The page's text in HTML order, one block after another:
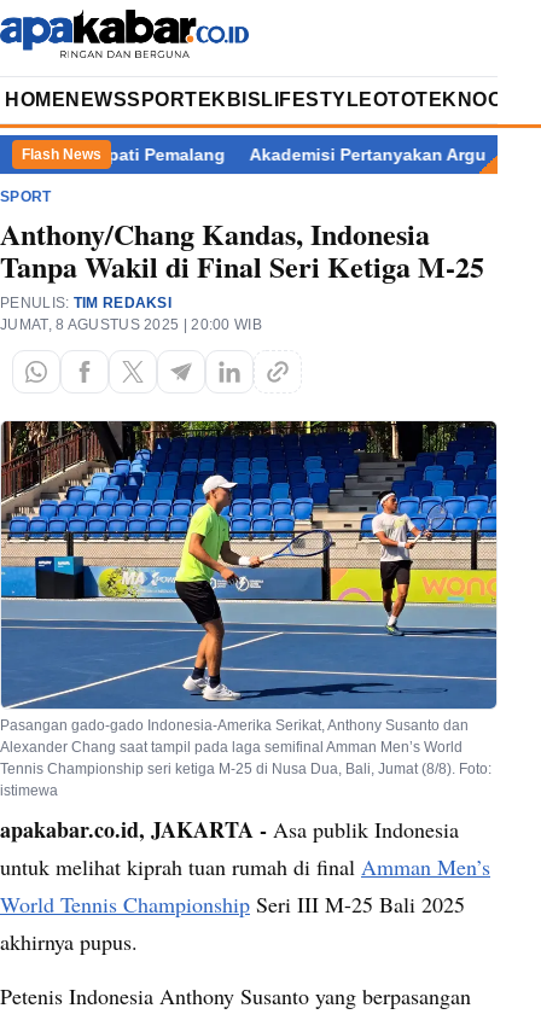
HOME NEWSSPORT EKBIS LIFESTYLEOTOTEKNOOPINI
Flash News
Bupati Pemalang Akademisi Pertanyakan Argumen Eks
SPORT
Anthony/Chang Kandas, Indonesia
Tanpa Wakil di Final Seri Ketiga M-25
PENULIS: TIM REDAKSI
JUMAT, 8 AGUSTUS 2025 | 20:00 WIB
Pasangan gado-gado Indonesia-Amerika Serikat, Anthony Susanto dan
Alexander Chang saat tampil pada laga semifinal Amman Men’s World
Tennis Championship seri ketiga M-25 di Nusa Dua, Bali, Jumat (8/8). Foto:
istimewa
apakabar.co.id, JAKARTA - Asa publik Indonesia
untuk melihat kiprah tuan rumah di final Amman Men’s
World Tennis Championship Seri III M-25 Bali 2025
akhirnya pupus.
Petenis Indonesia Anthony Susanto yang berpasangan